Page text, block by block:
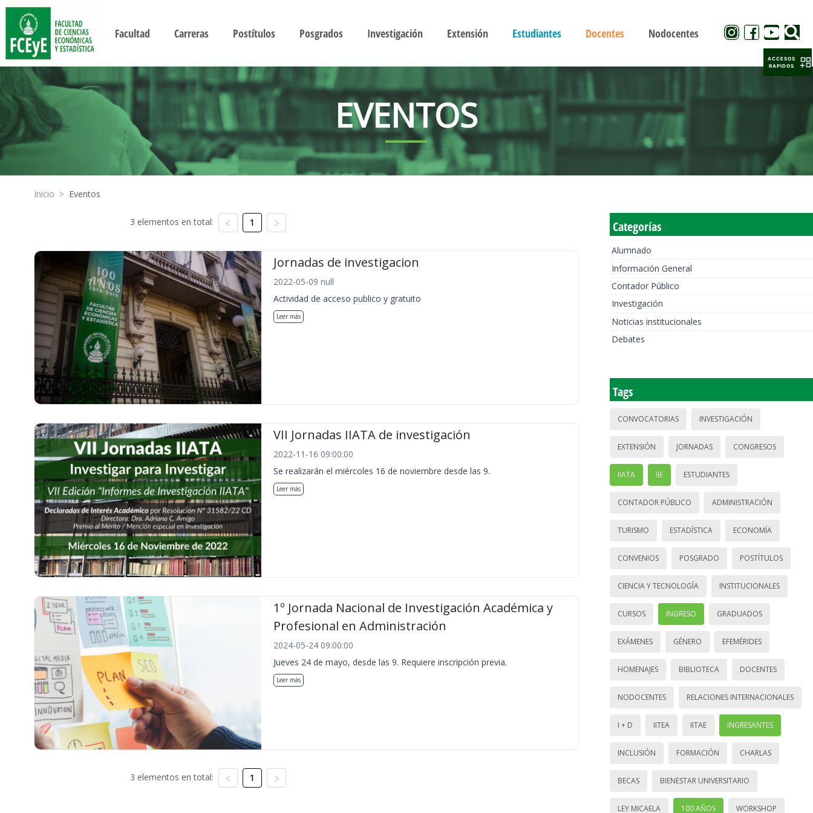
Facultad Carreras Postítulos Posgrados Investigación Extensión Estudiantes Docentes Nodocentes
EVENTOS
Inicio > Eventos
3 elementos en total: 1
Jornadas de investigacion
2022-05-09 null
Actividad de acceso publico y gratuito
Leer más
VII Jornadas IIATA de investigación
2022-11-16 09:00:00
Se realizarán el miércoles 16 de noviembre desde las 9.
Leer más
1º Jornada Nacional de Investigación Académica y
Profesional en Administración
2024-05-24 09:00:00
Jueves 24 de mayo, desde las 9. Requiere inscripción previa.
Leer más
3 elementos en total: 1
Categorías
Alumnado
Información General
Contador Público
Investigación
Noticias institucionales
Debates
Tags
CONVOCATORIAS INVESTIGACIÓN
EXTENSIÓN JORNADAS CONGRESOS
IIATA IIE ESTUDIANTES
CONTADOR PÚBLICO ADMINISTRACIÓN
TURISMO ESTADÍSTICA ECONOMÍA
CONVENIOS POSGRADO POSTÍTULOS
CIENCIA Y TECNOLOGÍA INSTITUCIONALES
CURSOS INGRESO GRADUADOS
EXÁMENES GÉNERO EFEMÉRIDES
HOMENAJES BIBLIOTECA DOCENTES
NODOCENTES RELACIONES INTERNACIONALES
I + D IITEA IITAE INGRESANTES
INCLUSIÓN FORMACIÓN CHARLAS
BECAS BIENESTAR UNIVERSITARIO
LEY MICAELA 100 AÑOS WORKSHOP
ACCESOS
RAPIDOS